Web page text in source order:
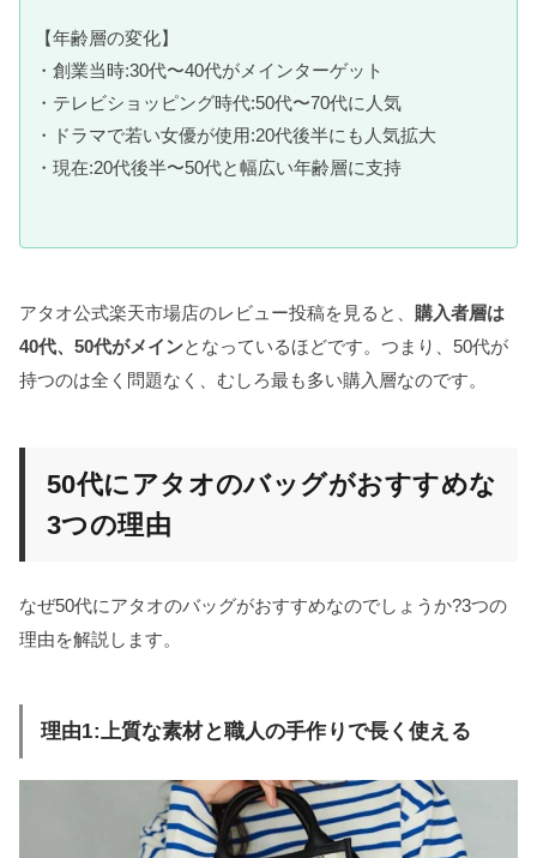
【年齢層の変化】
・創業当時:30代〜40代がメインターゲット
・テレビショッピング時代:50代〜70代に人気
・ドラマで若い女優が使用:20代後半にも人気拡大
・現在:20代後半〜50代と幅広い年齢層に支持
アタオ公式楽天市場店のレビュー投稿を見ると、
購入者層は
40代、50代がメインとなっているほどです。つまり、50代が
持つのは全く問題なく、むしろ最も多い購入層なのです。
50代にアタオのバッグがおすすめな
3つの理由
なぜ50代にアタオのバッグがおすすめなのでしょうか?3つの
理由を解説します。
理由1:上質な素材と職人の手作りで長く使える